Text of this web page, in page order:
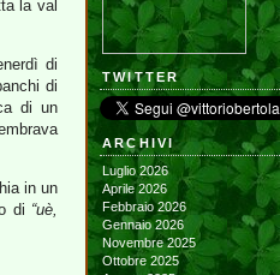
la val
di
di
di un
in un
di “uè,
TWITTER
ARCHIVI
Luglio 2026
Aprile 2026
Febbraio 2026
Gennaio 2026
Novembre 2025
Ottobre 2025